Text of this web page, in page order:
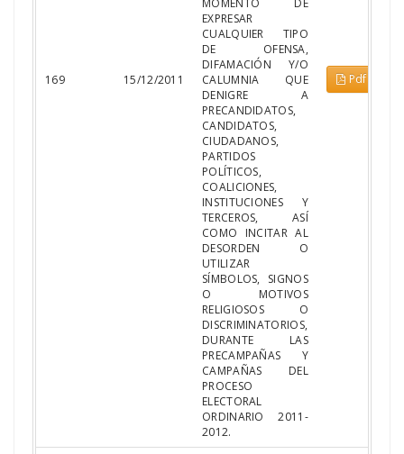
169 15/12/2011
MOMENTO DE
EXPRESAR
CUALQUIER TIPO
DE OFENSA,
DIFAMACIÓN Y/O
CALUMNIA QUE
DENIGRE A
PRECANDIDATOS,
CANDIDATOS,
CIUDADANOS,
PARTIDOS
POLÍTICOS,
COALICIONES,
INSTITUCIONES Y
TERCEROS, ASÍ
COMO INCITAR AL
DESORDEN O
UTILIZAR
SÍMBOLOS, SIGNOS
O MOTIVOS
RELIGIOSOS O
DISCRIMINATORIOS,
DURANTE LAS
PRECAMPAÑAS Y
CAMPAÑAS DEL
PROCESO
ELECTORAL
ORDINARIO 2011-
2012.
Pdf